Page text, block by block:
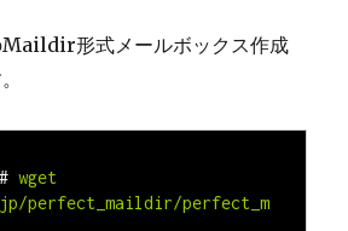
Maildir形式メールボックス作成
wget
perfect_maildir/perfect_m